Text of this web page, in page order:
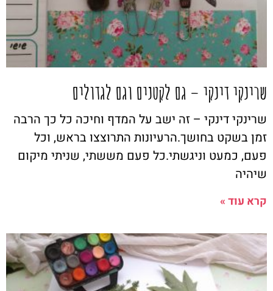
שרינקי דינקי – גם לקטנים וגם לגדולים
שרינקי דינקי – זה ישב על המדף וחיכה כל כך הרבה
זמן בשקט בחושך.הרעיונות התרוצצו בראש, וכל
פעם, כמעט וניגשתי.כל פעם מששתי, שניתי מיקום
שיהיה
קרא עוד »